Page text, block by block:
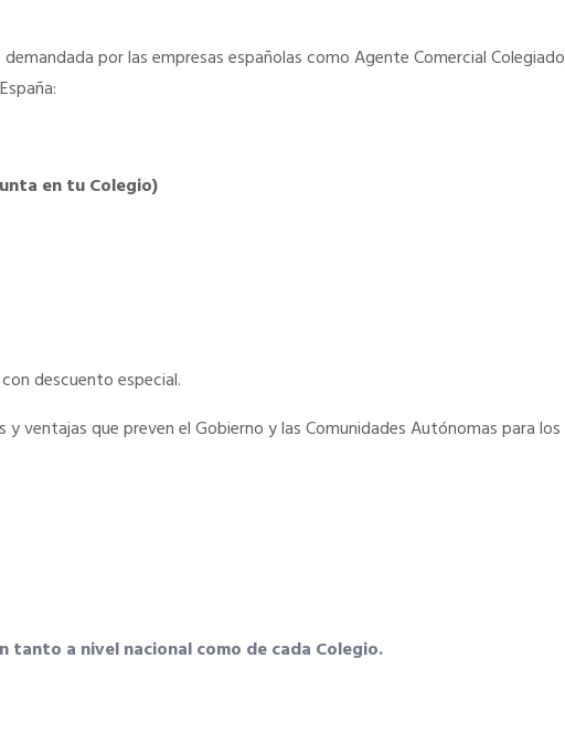
por las empresas españolas como Agente Comercial
en tu Colegio)
descuento especial.
y ventajas que preven el Gobierno y las Comunidades Autónomas para
tanto a nivel nacional como de cada Colegio.